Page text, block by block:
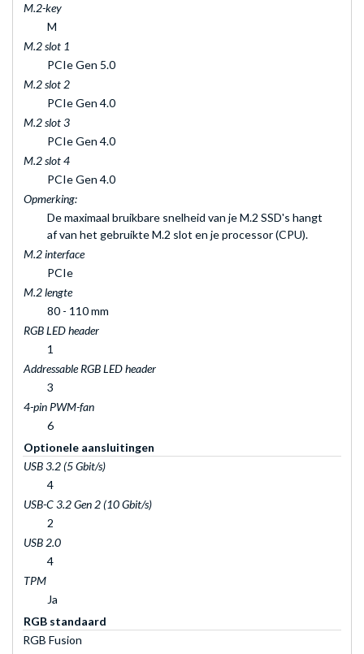
M.2-key
M
M.2 slot 1
PCIe Gen 5.0
M.2 slot 2
PCIe Gen 4.0
M.2 slot 3
PCIe Gen 4.0
M.2 slot 4
PCIe Gen 4.0
Opmerking:
De maximaal bruikbare snelheid van je M.2 SSD's hangt
af van het gebruikte M.2 slot en je processor (CPU).
M.2 interface
PCIe
M.2 lengte
80 - 110 mm
RGB LED header
1
Addressable RGB LED header
3
4-pin PWM-fan
6
Optionele aansluitingen
USB 3.2 (5 Gbit/s)
4
USB-C 3.2 Gen 2 (10 Gbit/s)
2
USB 2.0
4
TPM
Ja
RGB standaard
RGB Fusion